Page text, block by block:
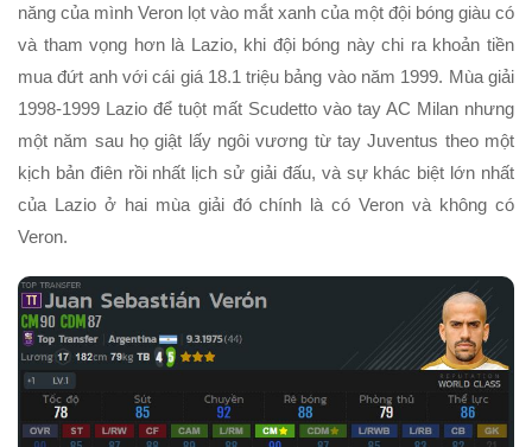
năng của mình Veron lọt vào mắt xanh của một đội bóng giàu có
và tham vọng hơn là Lazio, khi đội bóng này chi ra khoản tiền
mua đứt anh với cái giá 18.1 triệu bảng vào năm 1999. Mùa giải
1998-1999 Lazio để tuột mất Scudetto vào tay AC Milan nhưng
một năm sau họ giật lấy ngôi vương từ tay Juventus theo một
kịch bản điên rồi nhất lịch sử giải đấu, và sự khác biệt lớn nhất
của Lazio ở hai mùa giải đó chính là có Veron và không có
Veron.